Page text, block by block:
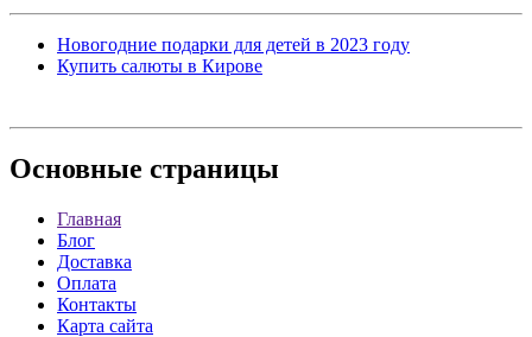
Новогодние подарки для детей в 2023 году
Купить салюты в Кирове
Основные страницы
Главная
Блог
Доставка
Оплата
Контакты
Карта сайта